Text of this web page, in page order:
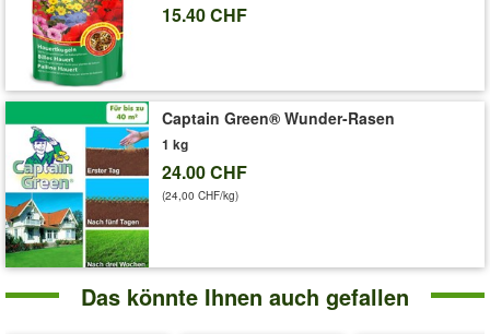
15.40 CHF
Captain Green® Wunder-Rasen
1 kg
24.00 CHF
(24,00 CHF/kg)
Das könnte Ihnen auch gefallen